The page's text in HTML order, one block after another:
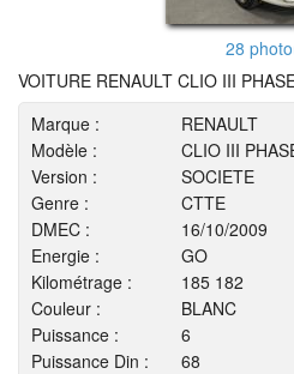
28
VOITURE RENAULT CLIO III
Marque :
RENAULT
Modèle :
CLIO III
Version :
SOCIETE
Genre :
CTTE
DMEC :
16/10/2009
Energie :
GO
Kilométrage :
185 182
Couleur :
BLANC
Puissance :
6
Puissance Din :
68